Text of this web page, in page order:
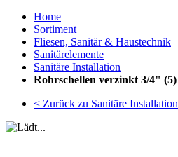
Home
Sortiment
Fliesen, Sanitär & Haustechnik
Sanitärelemente
Sanitäre Installation
Rohrschellen verzinkt 3/4" (5)
< Zurück zu Sanitäre Installation